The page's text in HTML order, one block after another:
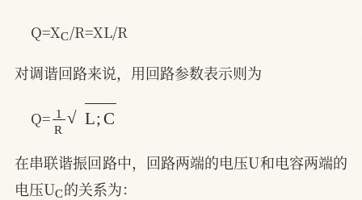
Q=X /R=XL/R
对调谐回路来说，用回路参数表示则为
Q= 1R L C
在串联谐振回路中，回路两端的电压U和电容两端的
电压UC的关系为：